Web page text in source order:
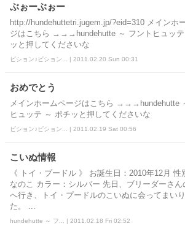
ぶぉーぶぉー
http://hundehuttetri.jugem.jp/?eid=310 メインホ
ジはこちら →→→hundehutte ～ フントヒュッテ
ッと押してくださいな
ビション♪ビション... | 2011.02.20 Sun 00:31
おめでとう
メインホームページはこちら →→→hundehutte
ヒュッテ ～ ポチッと押してくださいな
ビション♪ビション... | 2011.02.19 Sat 00:56
こいぬ情報
《 トイ・プードル 》 お誕生日：2010年12月 性
なのこ カラー：シルバー 先日、ブリーダーさん
へ行き、トイ・プードルのこいぬに会ってまい
た。 ...
hundehutte ～ フ... | 2011.02.18 Fri 02:52